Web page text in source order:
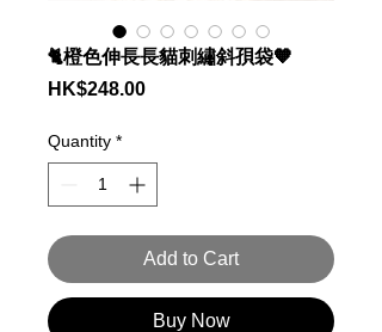
🐈橙色伸長長貓刺繡斜孭袋🧡
HK$248.00Price
Quantity *
Add to Cart
Buy Now